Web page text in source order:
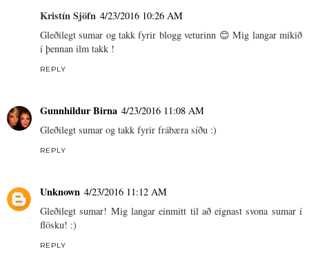
Kristín Sjöfn 4/23/2016 10:26 AM
Gleðilegt sumar og takk fyrir blogg veturinn 😊 Mig langar mikið
í þennan ilm takk !
REPLY
Gunnhildur Birna 4/23/2016 11:08 AM
Gleðilegt sumar og takk fyrir frábæra síðu :)
REPLY
Unknown 4/23/2016 11:12 AM
Gleðilegt sumar! Mig langar einmitt til að eignast svona sumar í
flösku! :)
REPLY